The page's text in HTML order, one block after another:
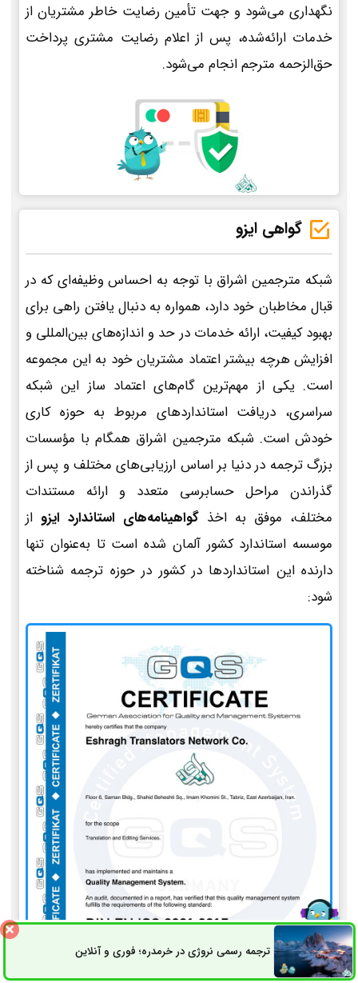
نگهداری می‌شود و جهت تأمین رضایت خاطر مشتریان از
خدمات ارائه‌شده، پس از اعلام رضایت مشتری پرداخت
حق‌الزحمه مترجم انجام می‌شود.
گواهی ایزو
شبکه مترجمین اشراق با توجه به احساس وظیفه‌ای که در
قبال مخاطبان خود دارد، همواره به دنبال یافتن راهی برای
بهبود کیفیت، ارائه خدمات در حد و اندازه‌های بین‌المللی و
افزایش هرچه بیشتر اعتماد مشتریان خود به این مجموعه
است. یکی از مهم‌ترین گام‌های اعتماد ساز این شبکه
سراسری، دریافت استانداردهای مربوط به حوزه کاری
خودش است. شبکه مترجمین اشراق همگام با مؤسسات
بزرگ ترجمه در دنیا بر اساس ارزیابی‌های مختلف و پس از
گذراندن مراحل حسابرسی متعدد و ارائه مستندات
مختلف، موفق به اخذ گواهینامه‌های استاندارد ایزو از
موسسه استاندارد کشور آلمان شده است تا به‌عنوان تنها
دارنده این استانداردها در کشور در حوزه ترجمه شناخته
شود:
ترجمه رسمی نروژی در خرمدره؛ فوری و آنلاینثبت سفارش راه های ارتباطی